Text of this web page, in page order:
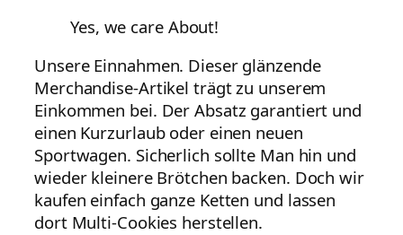
Yes, we care About!
Unsere Einnahmen. Dieser glänzende
Merchandise-Artikel trägt zu unserem
Einkommen bei. Der Absatz garantiert und
einen Kurzurlaub oder einen neuen
Sportwagen. Sicherlich sollte Man hin und
wieder kleinere Brötchen backen. Doch wir
kaufen einfach ganze Ketten und lassen
dort Multi-Cookies herstellen.